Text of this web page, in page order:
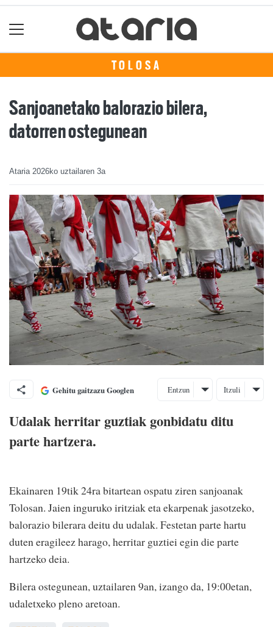
TOLOSA
Sanjoanetako balorazio bilera,
datorren ostegunean
Ataria 2026ko uztailaren 3a
Gehitu gaitzazu Googlen Entzun Itzuli
Udalak herritar guztiak gonbidatu ditu
parte hartzera.
Ekainaren 19tik 24ra bitartean ospatu ziren sanjoanak
Tolosan. Jaien inguruko iritziak eta ekarpenak jasotzeko,
balorazio bilerara deitu du udalak. Festetan parte hartu
duten eragileez harago, herritar guztiei egin die parte
hartzeko deia.
Bilera ostegunean, uztailaren 9an, izango da, 19:00etan,
udaletxeko pleno aretoan.